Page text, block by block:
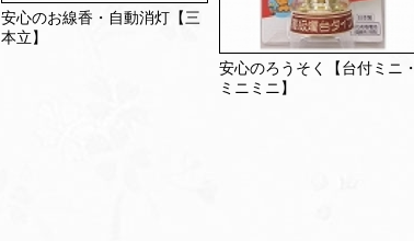
安心のお線香・自動消灯【三
本立】
安心のろうそく【台付ミニ・
ミニミニ】